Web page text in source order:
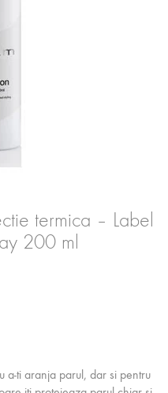
termica – Label
200 ml
a-ti aranja parul, dar si pentru